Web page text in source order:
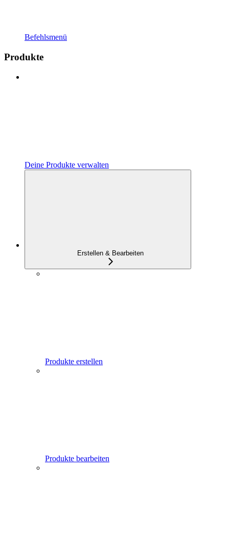
Befehlsmenü
Produkte
Deine Produkte verwalten
Erstellen & Bearbeiten
Produkte erstellen
Produkte bearbeiten